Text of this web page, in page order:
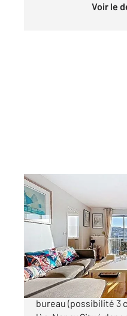
Voir le
VANDOEUVRE LES
91,13 m
, 4 pièces
Ref : 6590
Appartement
132
À vendre Bel
bureau (possibilité 3